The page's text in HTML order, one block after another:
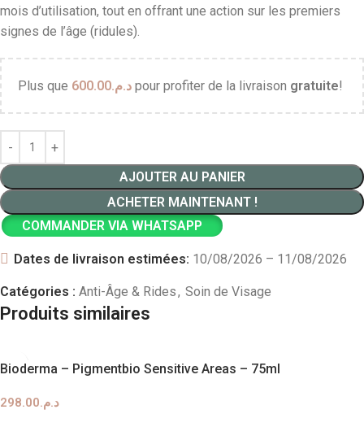
mois d’utilisation, tout en offrant une action sur les premiers
signes de l’âge (ridules).
Plus que د.م.600.00 pour profiter de la livraison gratuite!
AJOUTER AU PANIER
ACHETER MAINTENANT !
COMMANDER VIA WHATSAPP
Dates de livraison estimées: 10/08/2026 – 11/08/2026
Catégories : Anti-Âge & Rides, Soin de Visage
Produits similaires
Bioderma – Pigmentbio Sensitive Areas – 75ml
د.م.298.00